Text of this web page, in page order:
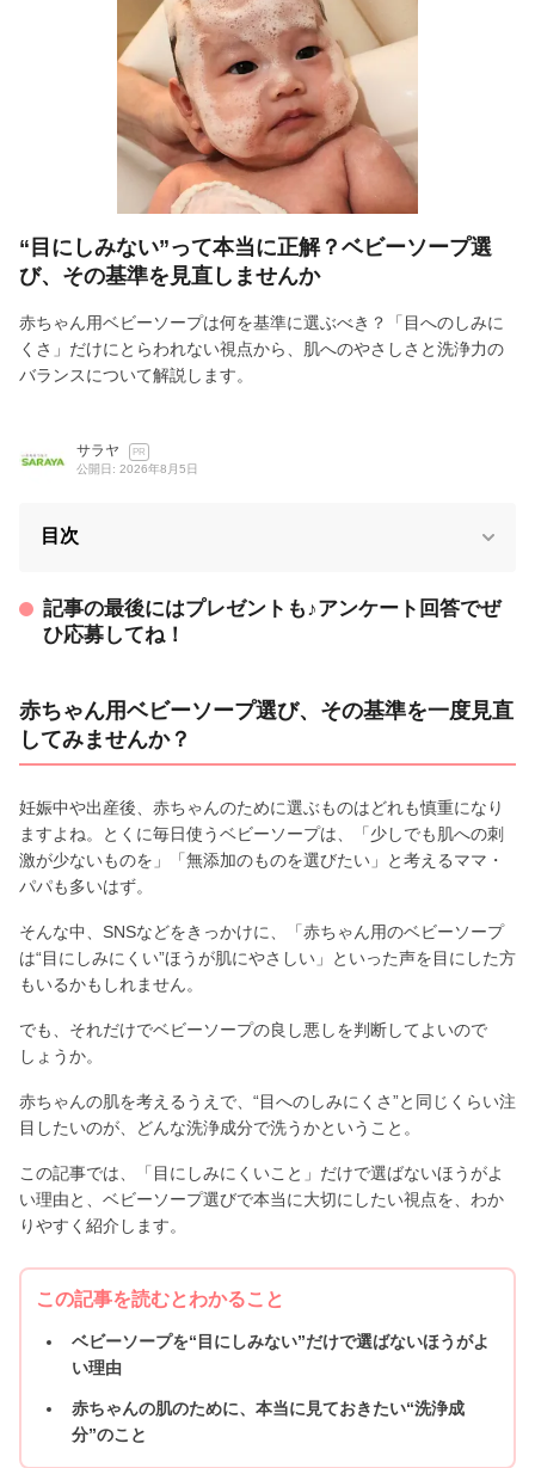
“目にしみない”って本当に正解？ベビーソープ選
び、その基準を見直しませんか
赤ちゃん用ベビーソープは何を基準に選ぶべき？「目へのしみに
くさ」だけにとらわれない視点から、肌へのやさしさと洗浄力の
バランスについて解説します。
サラヤ PR
公開日: 2026年8月5日
目次
記事の最後にはプレゼントも♪アンケート回答でぜ
ひ応募してね！
赤ちゃん用ベビーソープ選び、その基準を一度見直
してみませんか？
妊娠中や出産後、赤ちゃんのために選ぶものはどれも慎重になり
ますよね。とくに毎日使うベビーソープは、「少しでも肌への刺
激が少ないものを」「無添加のものを選びたい」と考えるママ・
パパも多いはず。
そんな中、SNSなどをきっかけに、「赤ちゃん用のベビーソープ
は“目にしみにくい”ほうが肌にやさしい」といった声を目にした方
もいるかもしれません。
でも、それだけでベビーソープの良し悪しを判断してよいので
しょうか。
赤ちゃんの肌を考えるうえで、“目へのしみにくさ”と同じくらい注
目したいのが、どんな洗浄成分で洗うかということ。
この記事では、「目にしみにくいこと」だけで選ばないほうがよ
い理由と、ベビーソープ選びで本当に大切にしたい視点を、わか
りやすく紹介します。
この記事を読むとわかること
ベビーソープを“目にしみない”だけで選ばないほうがよ
い理由
赤ちゃんの肌のために、本当に見ておきたい“洗浄成
分”のこと